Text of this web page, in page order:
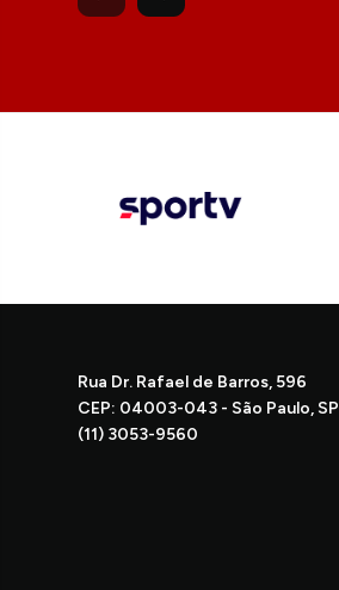
Rua Dr. Rafael de Barros, 596
CEP: 04003-043 - São Paulo, SP
(11) 3053-9560